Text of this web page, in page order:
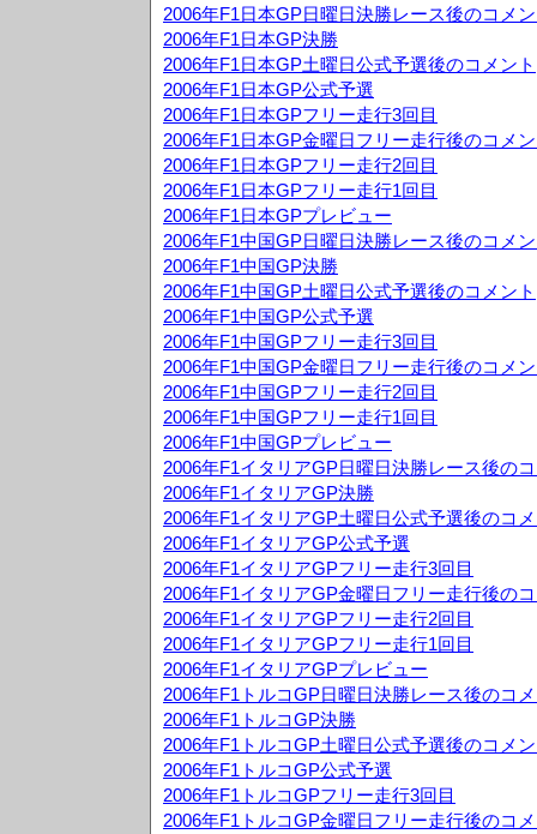
2006年F1日本GP日曜日決勝レース後のコメ
2006年F1日本GP決勝
2006年F1日本GP土曜日公式予選後のコメント
2006年F1日本GP公式予選
2006年F1日本GPフリー走行3回目
2006年F1日本GP金曜日フリー走行後のコメ
2006年F1日本GPフリー走行2回目
2006年F1日本GPフリー走行1回目
2006年F1日本GPプレビュー
2006年F1中国GP日曜日決勝レース後のコメ
2006年F1中国GP決勝
2006年F1中国GP土曜日公式予選後のコメント
2006年F1中国GP公式予選
2006年F1中国GPフリー走行3回目
2006年F1中国GP金曜日フリー走行後のコメ
2006年F1中国GPフリー走行2回目
2006年F1中国GPフリー走行1回目
2006年F1中国GPプレビュー
2006年F1イタリアGP日曜日決勝レース後の
2006年F1イタリアGP決勝
2006年F1イタリアGP土曜日公式予選後のコ
2006年F1イタリアGP公式予選
2006年F1イタリアGPフリー走行3回目
2006年F1イタリアGP金曜日フリー走行後の
2006年F1イタリアGPフリー走行2回目
2006年F1イタリアGPフリー走行1回目
2006年F1イタリアGPプレビュー
2006年F1トルコGP日曜日決勝レース後のコ
2006年F1トルコGP決勝
2006年F1トルコGP土曜日公式予選後のコメ
2006年F1トルコGP公式予選
2006年F1トルコGPフリー走行3回目
2006年F1トルコGP金曜日フリー走行後のコ